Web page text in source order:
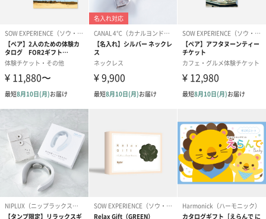
ード（680円）
写真付きメッセージカ
ード（Thank you）ピ
ンク（680円）
【誕生日】
Birthday ホワ
刷なし）（
ラッピング
ギフトラッピングを施してお届けいたします。